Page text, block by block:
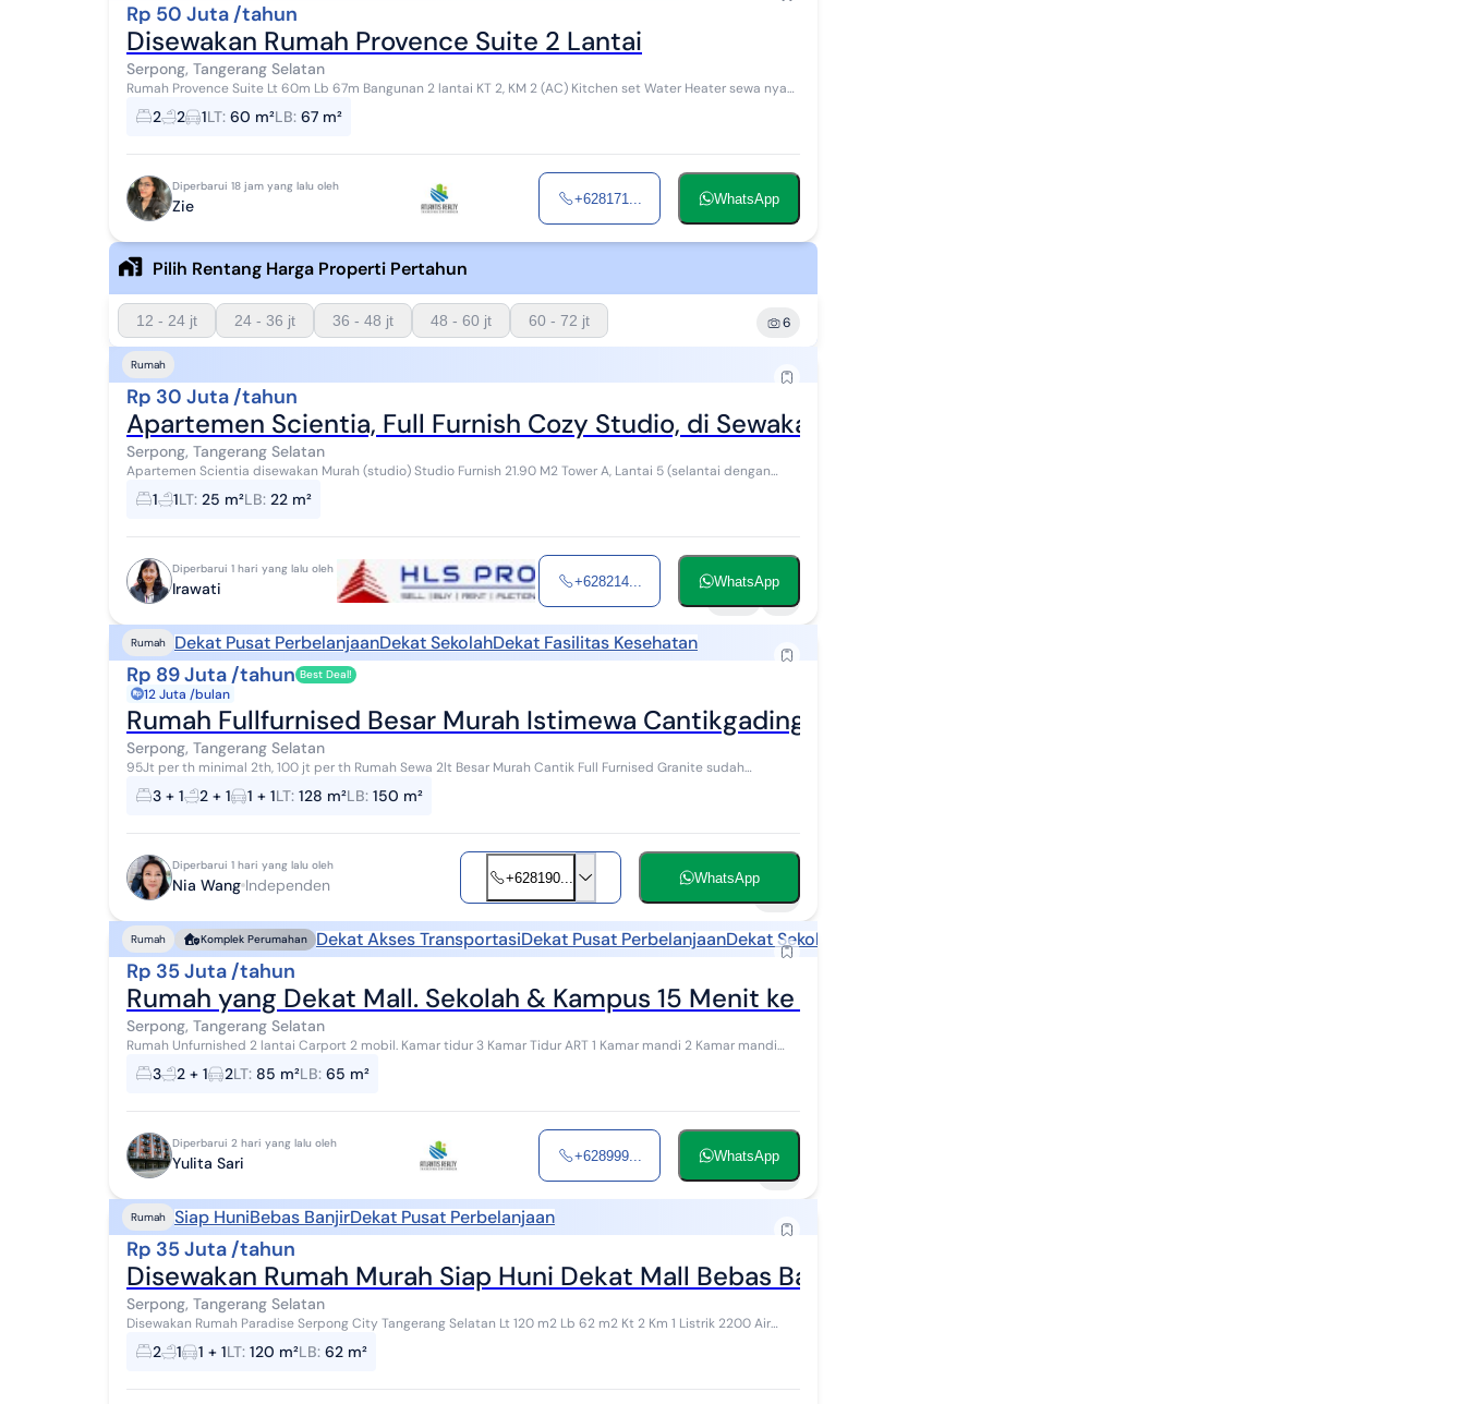
Rp 50 Juta /tahun
Disewakan Rumah Provence Suite 2 Lantai
Serpong, Tangerang Selatan
Rumah Provence Suite Lt 60m Lb 67m Bangunan 2 lantai KT 2, KM 2 (AC) Kitchen set Water Heater sewa nya
55jt
2 2 1LT: 60 m²LB: 67 m²
Diperbarui 18 jam yang lalu oleh
Zie +628171... WhatsApp
Pilih Rentang Harga Properti Pertahun
12 - 24 jt 24 - 36 jt 36 - 48 jt 48 - 60 jt 60 - 72 jt 6
Rumah
Rp 30 Juta /tahun
Apartemen Scientia, Full Furnish Cozy Studio, di Sewakan Murah,
Serpong, Tangerang Selatan
Apartemen Scientia disewakan Murah (studio) Studio Furnish 21.90 M2 Tower A, Lantai 5 (selantai dengan
pool) Sewa 30jt/thn Nego
1 1LT: 25 m²LB: 22 m²
Diperbarui 1 hari yang lalu oleh
Irawati +628214... WhatsApp
Rumah Dekat Pusat PerbelanjaanDekat SekolahDekat Fasilitas Kesehatan
Rp 89 Juta /tahun Best Deal!
12 Juta /bulan
Rumah Fullfurnised Besar Murah Istimewa Cantikgading Serpong Nyaman dan Aman Dekat Kemana2
Serpong, Tangerang Selatan
95Jt per th minimal 2th, 100 jt per th Rumah Sewa 2lt Besar Murah Cantik Full Furnised Granite sudah
Renovasi Kondisi Bagus Walking Distance kemana...
3 + 1 2 + 1 1 + 1LT: 128 m²LB: 150 m²
Diperbarui 1 hari yang lalu oleh
Nia Wang Independen +628190... WhatsApp
Rumah Komplek Perumahan Dekat Akses TransportasiDekat Pusat PerbelanjaanDekat Sekolah
Rp 35 Juta /tahun
Rumah yang Dekat Mall. Sekolah & Kampus 15 Menit ke Stasiun KRL
Serpong, Tangerang Selatan
Rumah Unfurnished 2 lantai Carport 2 mobil. Kamar tidur 3 Kamar Tidur ART 1 Kamar mandi 2 Kamar mandi
3 2 + 1 2LT: 85 m²LB: 65 m²
Diperbarui 2 hari yang lalu oleh
Yulita Sari +628999... WhatsApp
Rumah Siap HuniBebas BanjirDekat Pusat Perbelanjaan
Rp 35 Juta /tahun
Disewakan Rumah Murah Siap Huni Dekat Mall Bebas Banjir
Serpong, Tangerang Selatan
Disewakan Rumah Paradise Serpong City Tangerang Selatan Lt 120 m2 Lb 62 m2 Kt 2 Km 1 Listrik 2200 Air
2 1 1 + 1LT: 120 m²LB: 62 m²